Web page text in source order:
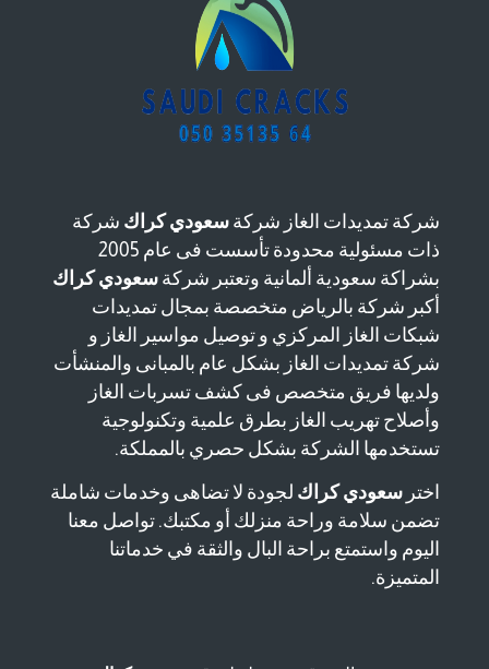
شركة تمديدات الغاز شركة سعودي كراك شركة
ذات مسئولية محدودة تأسست فى عام 2005
بشراكة سعودية ألمانية وتعتبر شركة سعودي كراك
أكبر شركة بالرياض متخصصة بمجال تمديدات
شبكات الغاز المركزي و توصيل مواسير الغاز و
شركة تمديدات الغاز بشكل عام بالمبانى والمنشأت
ولديها فريق متخصص فى كشف تسربات الغاز
وأصلاح تهريب الغاز بطرق علمية وتكنولوجية
تستخدمها الشركة بشكل حصري بالمملكة.
اختر سعودي كراك لجودة لا تضاهى وخدمات شاملة
تضمن سلامة وراحة منزلك أو مكتبك. تواصل معنا
اليوم واستمتع براحة البال والثقة في خدماتنا
المتميزة.